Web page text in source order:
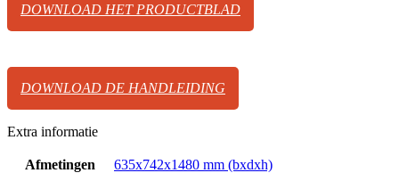
DOWNLOAD HET PRODUCTBLAD
DOWNLOAD DE HANDLEIDING
Extra informatie
Afmetingen 635x742x1480 mm (bxdxh)